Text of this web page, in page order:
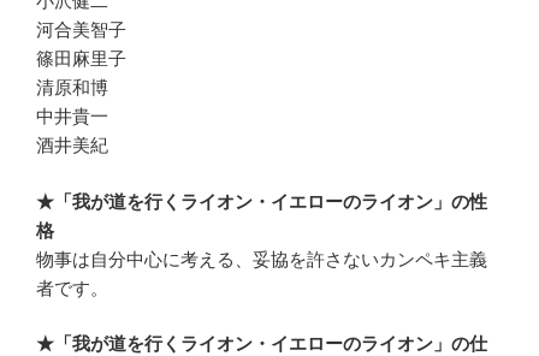
河合美智子
篠田麻里子
清原和博
中井貴一
酒井美紀
★「我が道を行くライオン・イエローのライオン」の性
格
物事は自分中心に考える、妥協を許さないカンペキ主義
者です。
★「我が道を行くライオン・イエローのライオン」の仕